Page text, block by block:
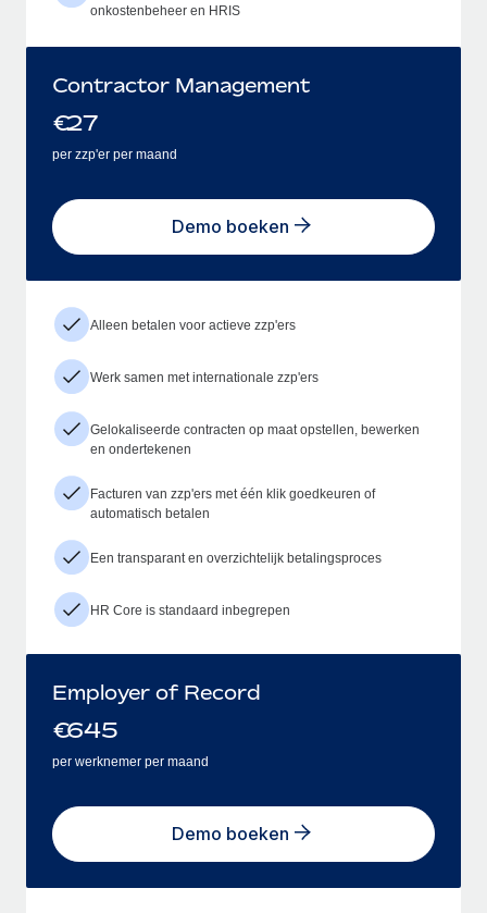
onkostenbeheer en HRIS
Contractor Management
€27
per zzp'er per maand
Demo boeken
Alleen betalen voor actieve zzp'ers
Werk samen met internationale zzp'ers
Gelokaliseerde contracten op maat opstellen, bewerken
en ondertekenen
Facturen van zzp'ers met één klik goedkeuren of
automatisch betalen
Een transparant en overzichtelijk betalingsproces
HR Core is standaard inbegrepen
Employer of Record
€645
per werknemer per maand
Demo boeken